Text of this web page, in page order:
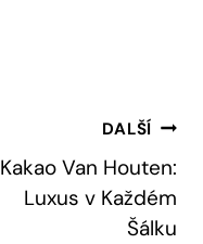
DALŠÍ
Kakao Van Houten:
Luxus v Každém
Šálku